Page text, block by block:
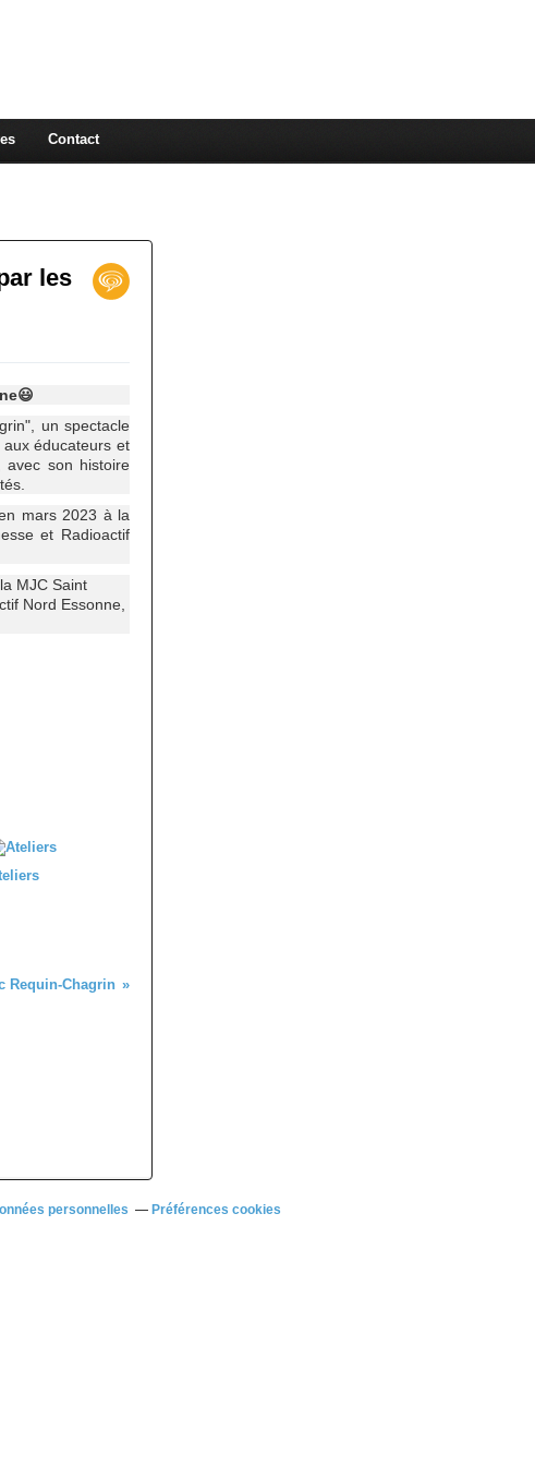
Contact
les
un spectacle
éducateurs et
avec son histoire
mars 2023 à la
et Radioactif
la MJC Saint
Nord Essonne,
Requin-Chagrin
personnelles Préférences cookies